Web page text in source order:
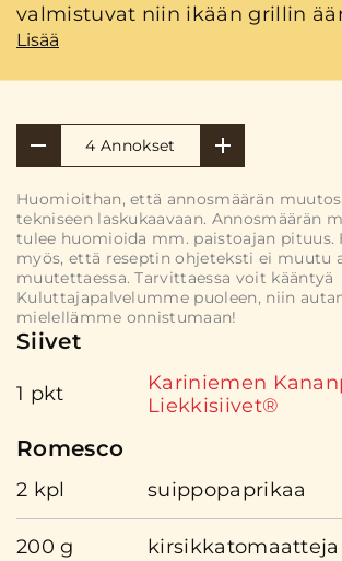
valmistuvat niin ikään grillin
aurinkovoidetta käsivarsiin ja
Lisää
4 Annokset
Huomioithan, että annosmäärän
tekniseen laskukaavaan. Annosmäärän
tulee huomioida mm. paistoajan pituus.
myös, että reseptin ohjeteksti ei muutu
muutettaessa. Tarvittaessa voit kääntyä
Kuluttajapalvelumme puoleen, niin
mielellämme onnistumaan!
Siivet
1 pkt
Kariniemen
Liekkisiivet®
Romesco
2 kpl suippopaprikaa
200 g kirsikkatomaatteja